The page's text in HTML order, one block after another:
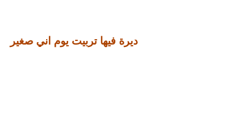
ديرة فيها تربيت يوم اني صغير